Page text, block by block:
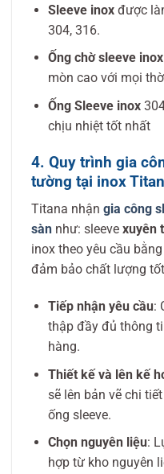
Sleeve inoxđược
304, 316.
Ống chờ sleeve
mòn cao với mọi
Ống Sleeve inox
chịu nhiệt tốt nhất
4. Quy trình gia
tường tại inox
Titana nhận gia công
sàn như: sleeve xuyên
inox theo yêu cầu
đảm bảo chất lượng
Tiếp nhận yêu cầu:
thập đầy đủ thông
hàng.
Thiết kế và lên kế
sẽ lên bản vẽ chi
ống sleeve.
Chọn nguyên liệu:
hợp từ kho nguyên